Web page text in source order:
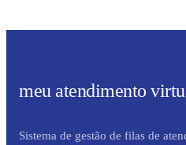
meu atendimento
Sistema de gestão de filas de